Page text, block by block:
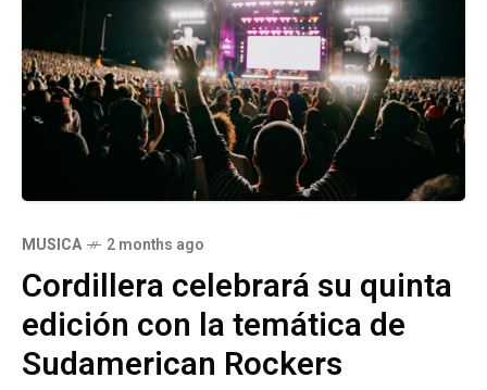
MUSICA 2 months ago
Cordillera celebrará su quinta
edición con la temática de
Sudamerican Rockers